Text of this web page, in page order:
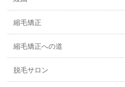
縮毛矯正
縮毛矯正への道
脱毛サロン